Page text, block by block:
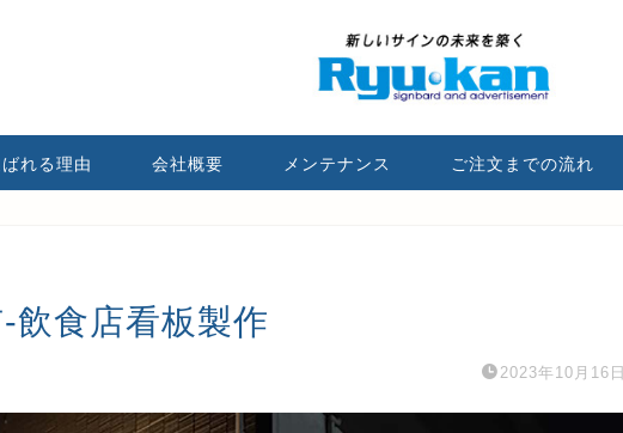
れる理由 会社概要 メンテナンス ご注文までの流れ
飲食店看板製作
2023年10月16日